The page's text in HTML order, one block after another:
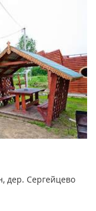
дер. Сергейцево